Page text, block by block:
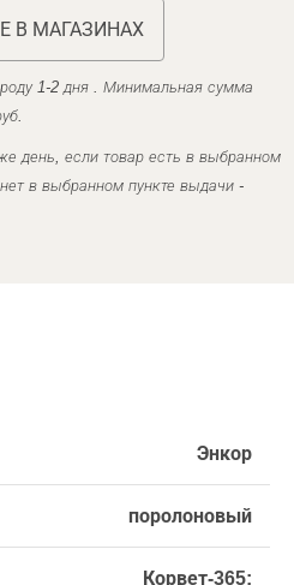
В МАГАЗИНАХ
1-2 дня . Минимальная сумма
день, если товар есть в выбранном
в выбранном пункте выдачи -
Энкор
поролоновый
Корвет-365;